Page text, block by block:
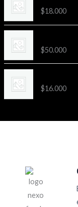
$18.000
$50.000
$16.000